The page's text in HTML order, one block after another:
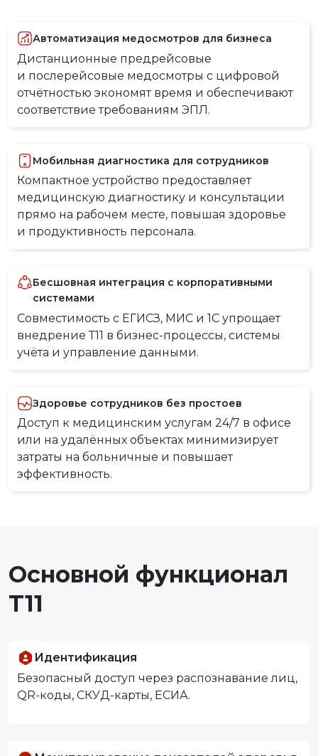
Автоматизация медосмотров для бизнеса
Дистанционные предрейсовые
и послерейсовые медосмотры с цифровой
отчётностью экономят время и обеспечивают
соответствие требованиям ЭПЛ.
Мобильная диагностика для сотрудников
Компактное устройство предоставляет
медицинскую диагностику и консультации
прямо на рабочем месте, повышая здоровье
и продуктивность персонала.
Бесшовная интеграция с корпоративными
системами
Совместимость с ЕГИСЗ, МИС и 1С упрощает
внедрение Т11 в бизнес-процессы, системы
учёта и управление данными.
Здоровье сотрудников без простоев
Доступ к медицинским услугам 24/7 в офисе
или на удалённых объектах минимизирует
затраты на больничные и повышает
эффективность.
Основной функционал
T11
Идентификация
Безопасный доступ через распознавание лиц,
QR-коды, СКУД-карты, ЕСИА.